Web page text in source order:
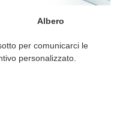
Albero
per comunicarci le
personalizzato.